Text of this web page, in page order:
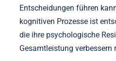
Entscheidungen führen
kognitiven Prozesse ist
die ihre psychologische
Gesamtleistung verbessern